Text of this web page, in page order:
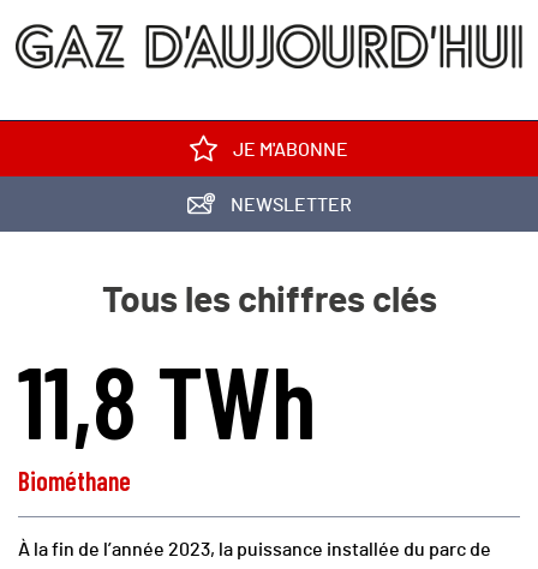
JE M'ABONNE
NEWSLETTER
Tous les chiffres clés
11,8 TWh
Biométhane
À la fin de l’année 2023, la puissance installée du parc de